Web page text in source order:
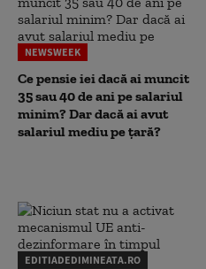
NEWSWEEK
Ce pensie iei dacă ai muncit
35 sau 40 de ani pe salariul
minim? Dar dacă ai avut
salariul mediu pe țară?
EDITIADEDIMINEATA.RO